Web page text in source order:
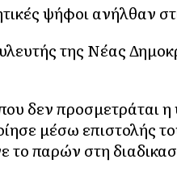
ψήφοι ανήλθαν
της Νέας
δεν προσμετράται
μέσω επιστολής
παρών στη